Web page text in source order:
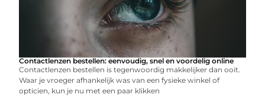
Contactlenzen bestellen: eenvoudig, snel en voordelig online
Contactlenzen bestellen is tegenwoordig makkelijker dan ooit.
Waar je vroeger afhankelijk was van een fysieke winkel of
opticien, kun je nu met een paar klikken